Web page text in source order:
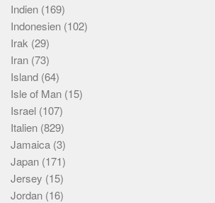
Indien (169)
Indonesien (102)
Irak (29)
Iran (73)
Island (64)
Isle of Man (15)
Israel (107)
Italien (829)
Jamaica (3)
Japan (171)
Jersey (15)
Jordan (16)